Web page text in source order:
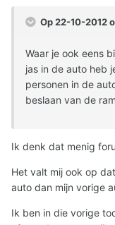
Op 22-10-2012
Waar je ook eens
jas in de auto heb
personen in de
beslaan van de
Ik denk dat menig
Het valt mij ook op
auto dan mijn vorige
Ik ben in die vorige